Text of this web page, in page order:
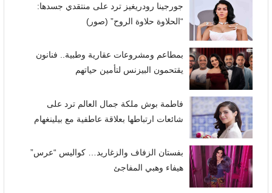
جورجينا رودريغيز ترد على منتقدي جسدها:
“الحلاوة حلاوة الروح” (صور)
بمطاعم ومشروعات عقارية وطبية.. فنانون
يقتحمون البيزنس لتأمين حياتهم
فاطمة بوش ملكة جمال العالم ترد على
شائعات ارتباطها بعلاقة عاطفية مع بيلينغهام
بفستان الزفاف والزغاريد… كواليس “عرس”
هيفاء وهبي المفاجئ